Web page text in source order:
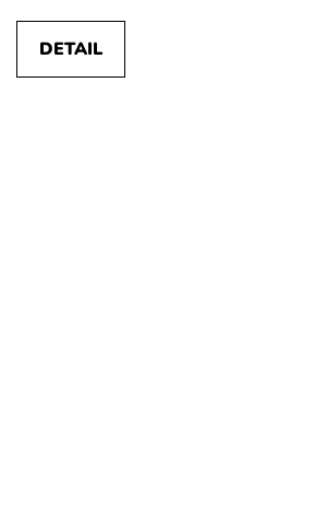
DETAIL